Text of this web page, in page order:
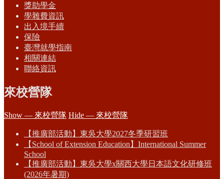
獎助學金
學雜費資訊
出入境手續
保險
臺灣就學指南
相關連結
聯絡資訊
來校營隊
Show — 來校營隊 Hide — 來校營隊
【推廣部活動】東吳大學2027冬季研習班
【School of Extension Education】International Summer
School
【推廣部活動】東吳大學x關西大學日本語文化研修班
(2026年暑期)